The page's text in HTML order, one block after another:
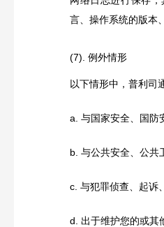
言、操作系统的版本
(7). 例外情形
以下情形中，普利司
a. 与国家安全、国防
b. 与公共安全、公共
c. 与犯罪侦查、起诉
d. 出于维护您的或其